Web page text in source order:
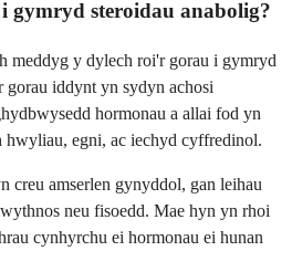
steroidau anabolig?
meddyg y dylech roi'r gorau i gymryd
iddynt yn sydyn achosi
hormonau a allai fod yn
hwyliau, egni, ac iechyd cyffredinol.
creu amserlen gynyddol, gan leihau
neu fisoedd. Mae hyn yn rhoi
cynhyrchu ei hormonau ei hunan